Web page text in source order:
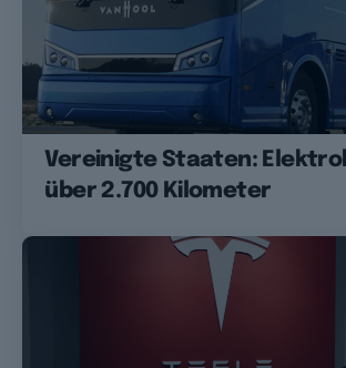
Vereinigte Staaten:
über 2.700 Kilometer